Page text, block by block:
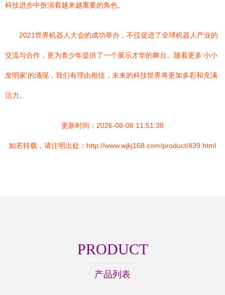
科技进步中扮演着越来越重要的角色。
2021世界机器人大会的成功举办，不仅促进了全球机器人产业的
交流与合作，更为青少年提供了一个展示才华的舞台。随着更多‘小小
发明家’的涌现，我们有理由相信，未来的科技世界将更加多彩和充满
活力。
更新时间：2026-08-08 11:51:38
如若转载，请注明出处：http://www.wjkj168.com/product/439.html
PRODUCT
产品列表